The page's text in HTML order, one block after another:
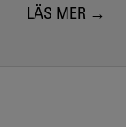
LÄS MER